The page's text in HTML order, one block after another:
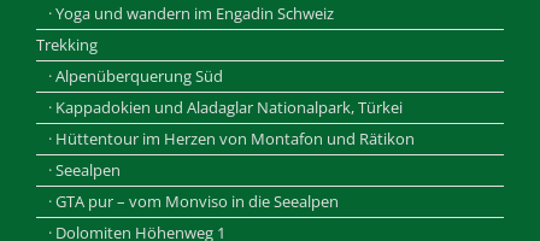
· Yoga und wandern im Engadin Schweiz
Trekking
· Alpenüberquerung Süd
· Kappadokien und Aladaglar Nationalpark, Türkei
· Hüttentour im Herzen von Montafon und Rätikon
· Seealpen
· GTA pur – vom Monviso in die Seealpen
· Dolomiten Höhenweg 1